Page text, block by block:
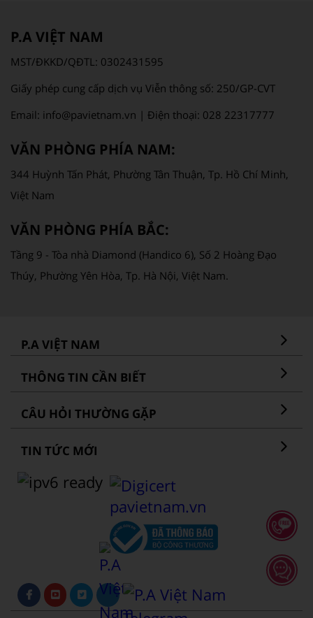
P.A VIỆT NAM
MST/ĐKKD/QĐTL: 0302431595
Giấy phép cung cấp dịch vụ Viễn thông số: 250/GP-CVT
Email: info@pavietnam.vn | Điện thoại: 028 22317777
VĂN PHÒNG PHÍA NAM:
344 Huỳnh Tấn Phát, Phường Tân Thuận, Tp. Hồ Chí Minh,
Việt Nam
VĂN PHÒNG PHÍA BẮC:
Tầng 9 - Tòa nhà Diamond (Handico 6), Số 2 Hoàng Đạo
Thúy, Phường Yên Hòa, Tp. Hà Nội, Việt Nam.
P.A VIỆT NAM
THÔNG TIN CẦN BIẾT
CÂU HỎI THƯỜNG GẶP
TIN TỨC MỚI